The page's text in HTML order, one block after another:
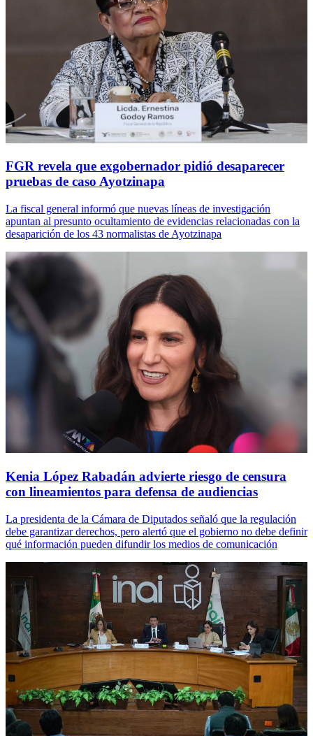
FGR revela que exgobernador pidió desaparecer
pruebas de caso Ayotzinapa
La fiscal general informó que nuevas líneas de investigación
apuntan al presunto ocultamiento de evidencias relacionadas con la
desaparición de los 43 normalistas de Ayotzinapa
Kenia López Rabadán advierte riesgo de censura
con lineamientos para defensa de audiencias
La presidenta de la Cámara de Diputados señaló que la regulación
debe garantizar derechos, pero alertó que el gobierno no debe definir
qué información pueden difundir los medios de comunicación